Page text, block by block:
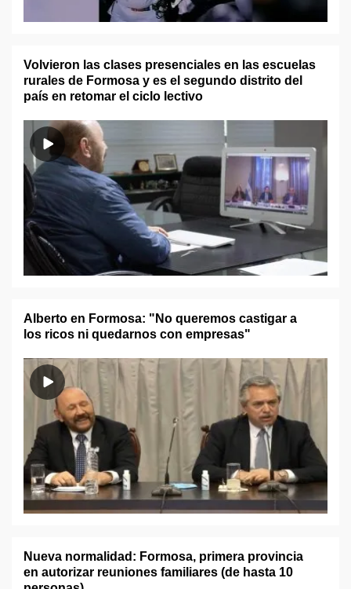
Volvieron las clases presenciales en las escuelas
rurales de Formosa y es el segundo distrito del
país en retomar el ciclo lectivo
Alberto en Formosa: "No queremos castigar a
los ricos ni quedarnos con empresas"
Nueva normalidad: Formosa, primera provincia
en autorizar reuniones familiares (de hasta 10